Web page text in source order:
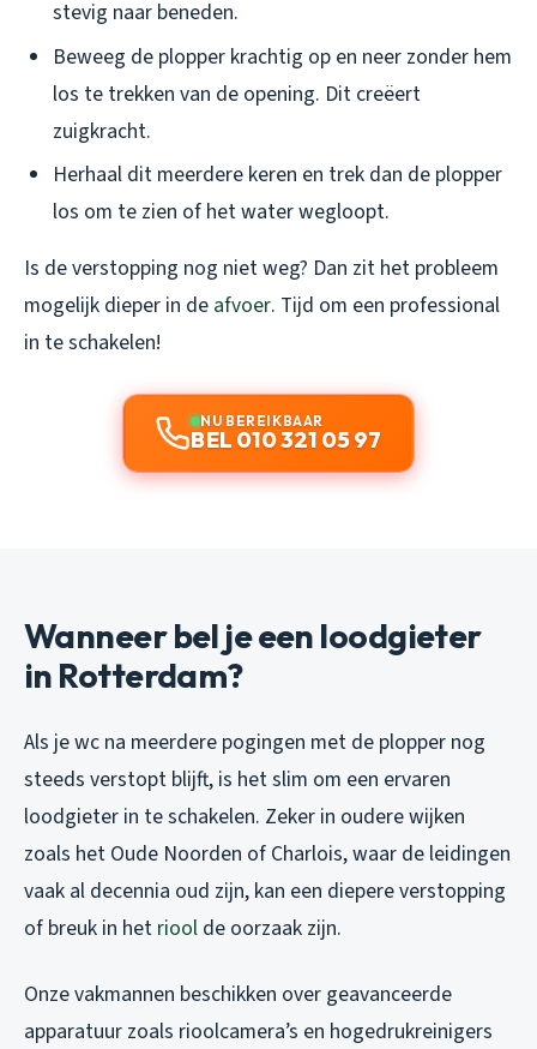
stevig naar beneden.
Beweeg de plopper krachtig op en neer zonder hem
los te trekken van de opening. Dit creëert
zuigkracht.
Herhaal dit meerdere keren en trek dan de plopper
los om te zien of het water wegloopt.
Is de verstopping nog niet weg? Dan zit het probleem
mogelijk dieper in de afvoer. Tijd om een professional
in te schakelen!
NU BEREIKBAAR
BEL 010 321 05 97
Wanneer bel je een loodgieter
in Rotterdam?
Als je wc na meerdere pogingen met de plopper nog
steeds verstopt blijft, is het slim om een ervaren
loodgieter in te schakelen. Zeker in oudere wijken
zoals het Oude Noorden of Charlois, waar de leidingen
vaak al decennia oud zijn, kan een diepere verstopping
of breuk in het riool de oorzaak zijn.
Onze vakmannen beschikken over geavanceerde
apparatuur zoals rioolcamera’s en hogedrukreinigers